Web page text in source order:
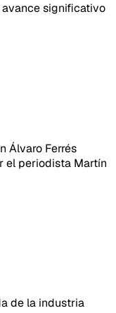
avance significativo
Álvaro Ferrés
el periodista Martín
de la industria